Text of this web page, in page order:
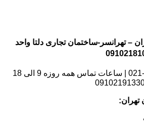
– تهرانسر-ساختمان تجاری دلتا واحد
تهران: